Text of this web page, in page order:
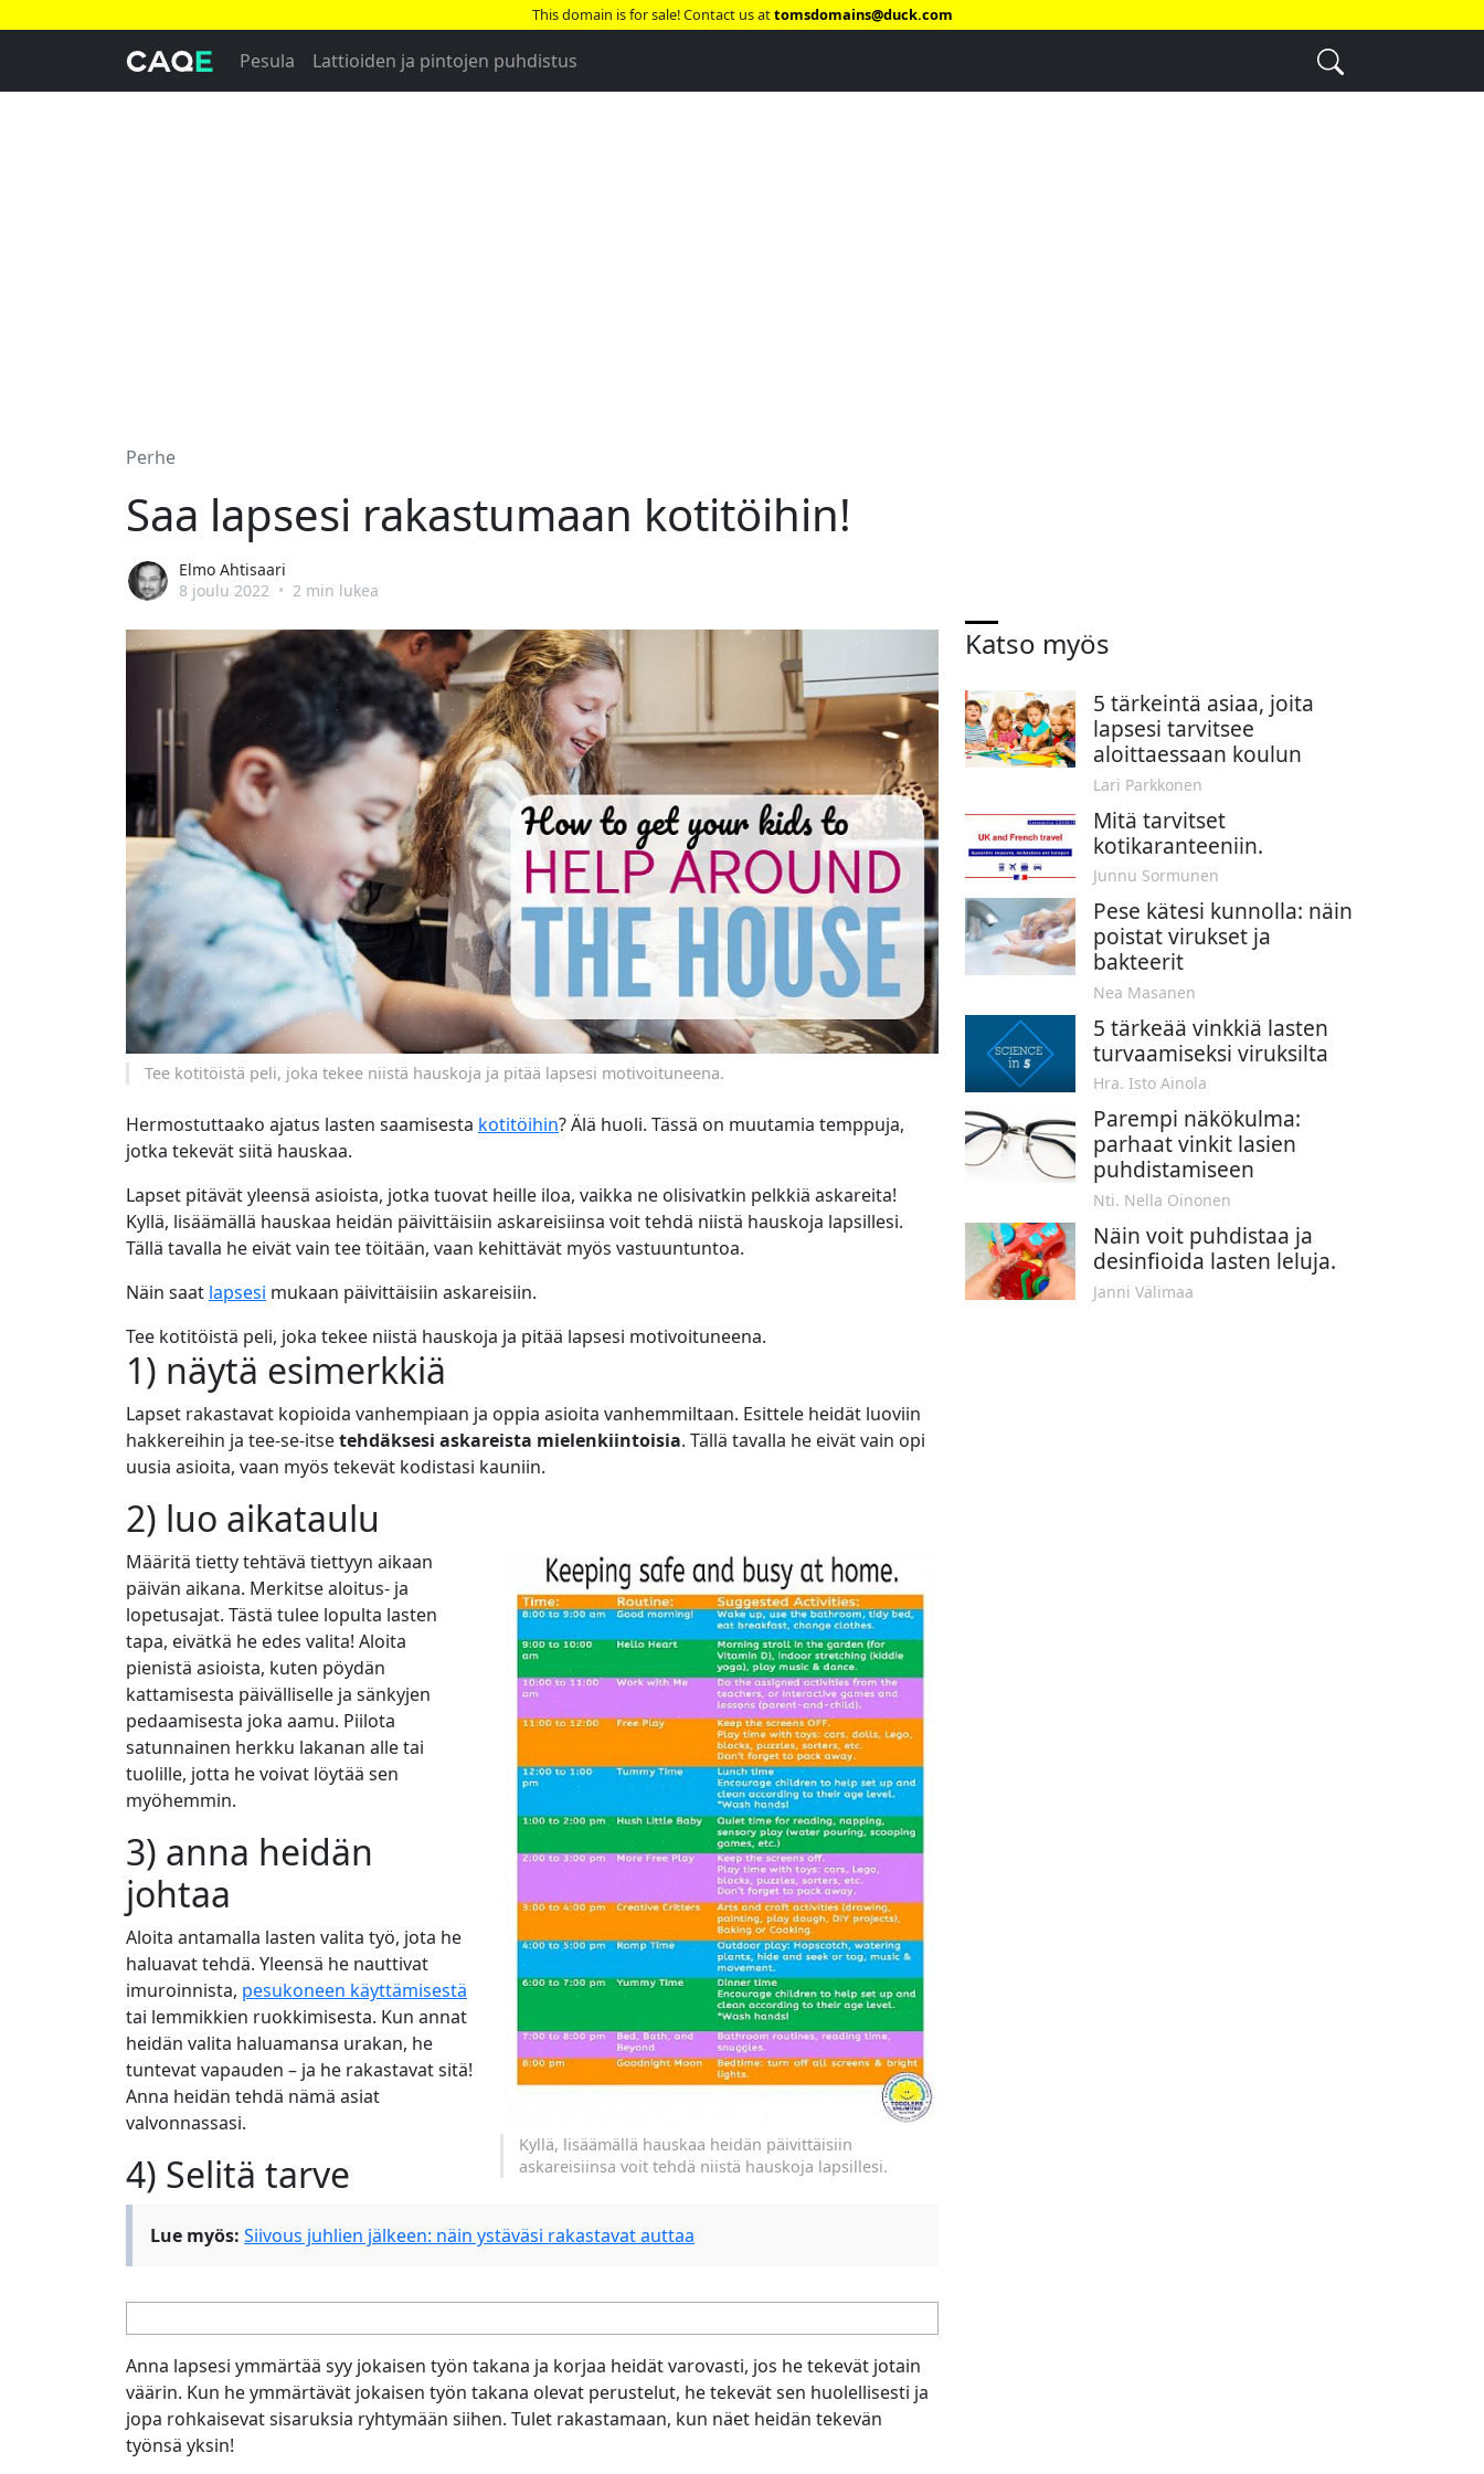
This domain is for sale! Contact us attomsdomains@duck.com
Pesula Lattioiden ja pintojen puhdistus
Perhe
Saa lapsesi rakastumaan kotitöihin!
Elmo Ahtisaari
8 joulu 2022 • 2 min lukea
Tee kotitöistä peli, joka tekee niistä hauskoja ja pitää lapsesi motivoituneena.
Hermostuttaako ajatus lasten saamisesta kotitöihin? Älä huoli. Tässä on muutamia temppuja,
jotka tekevät siitä hauskaa.
Lapset pitävät yleensä asioista, jotka tuovat heille iloa, vaikka ne olisivatkin pelkkiä askareita!
Kyllä, lisäämällä hauskaa heidän päivittäisiin askareisiinsa voit tehdä niistä hauskoja lapsillesi.
Tällä tavalla he eivät vain tee töitään, vaan kehittävät myös vastuuntuntoa.
Näin saat lapsesi mukaan päivittäisiin askareisiin.
Tee kotitöistä peli, joka tekee niistä hauskoja ja pitää lapsesi motivoituneena.
1) näytä esimerkkiä
Lapset rakastavat kopioida vanhempiaan ja oppia asioita vanhemmiltaan. Esittele heidät luoviin
hakkereihin ja tee-se-itsetehdäksesi askareista mielenkiintoisia. Tällä tavalla he eivät vain opi
uusia asioita, vaan myös tekevät kodistasi kauniin.
2) luo aikataulu
Kyllä, lisäämällä hauskaa heidän päivittäisiin
askareisiinsa voit tehdä niistä hauskoja lapsillesi.
Määritä tietty tehtävä tiettyyn aikaan
päivän aikana. Merkitse aloitus- ja
lopetusajat. Tästä tulee lopulta lasten
tapa, eivätkä he edes valita! Aloita
pienistä asioista, kuten pöydän
kattamisesta päivälliselle ja sänkyjen
pedaamisesta joka aamu. Piilota
satunnainen herkku lakanan alle tai
tuolille, jotta he voivat löytää sen
myöhemmin.
3) anna heidän
johtaa
Aloita antamalla lasten valita työ, jota he
haluavat tehdä. Yleensä he nauttivat
imuroinnista, pesukoneen käyttämisestä
tai lemmikkien ruokkimisesta. Kun annat
heidän valita haluamansa urakan, he
tuntevat vapauden – ja he rakastavat sitä!
Anna heidän tehdä nämä asiat
valvonnassasi.
4) Selitä tarve
Lue myös: Siivous juhlien jälkeen: näin ystäväsi rakastavat auttaa
Anna lapsesi ymmärtää syy jokaisen työn takana ja korjaa heidät varovasti, jos he tekevät jotain
väärin. Kun he ymmärtävät jokaisen työn takana olevat perustelut, he tekevät sen huolellisesti ja
jopa rohkaisevat sisaruksia ryhtymään siihen. Tulet rakastamaan, kun näet heidän tekevän
työnsä yksin!
Katso myös
5 tärkeintä asiaa, joita
lapsesi tarvitsee
aloittaessaan koulun
Lari Parkkonen
Mitä tarvitset
kotikaranteeniin.
Junnu Sormunen
Pese kätesi kunnolla: näin
poistat virukset ja
bakteerit
Nea Masanen
5 tärkeää vinkkiä lasten
turvaamiseksi viruksilta
Hra. Isto Ainola
Parempi näkökulma:
parhaat vinkit lasien
puhdistamiseen
Nti. Nella Oinonen
Näin voit puhdistaa ja
desinfioida lasten leluja.
Janni Välimaa